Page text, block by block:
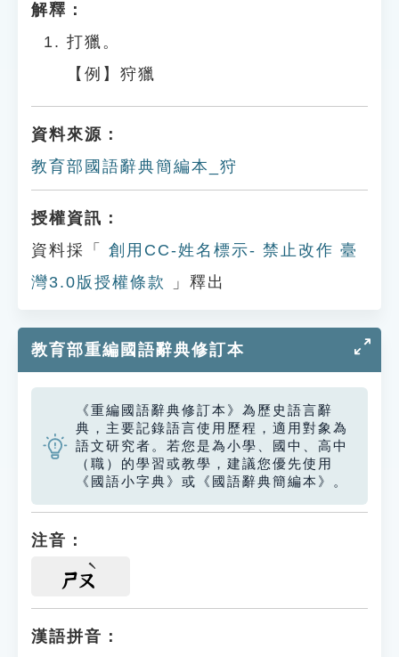
解釋：
打獵。
【例】狩獵
資料來源：
教育部國語辭典簡編本_狩
授權資訊：
資料採「
創用CC-姓名標示- 禁止改作 臺
灣3.0版授權條款
」釋出
教育部重編國語辭典修訂本
《重編國語辭典修訂本》為歷史語言辭
典，主要記錄語言使用歷程，適用對象為
語文研究者。若您是為小學、國中、高中
（職）的學習或教學，建議您優先使用
《國語小字典》或《國語辭典簡編本》。
注音：
ㄕㄡ
漢語拼音：